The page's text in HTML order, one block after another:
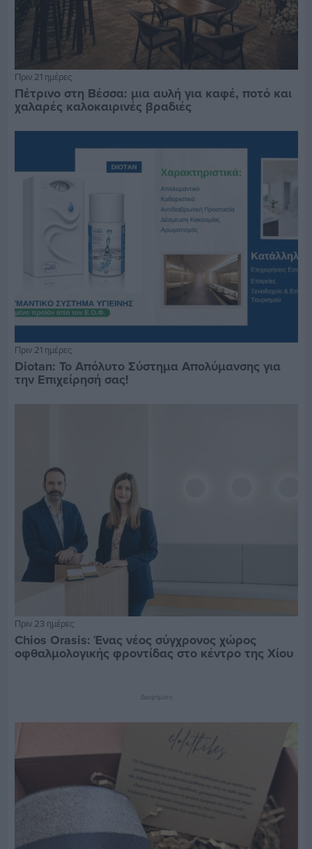
Πριν 21 ημέρες
Πέτρινο στη Βέσσα: μια αυλή για καφέ, ποτό και
χαλαρές καλοκαιρινές βραδιές
Πριν 21 ημέρες
Diotan: Το Απόλυτο Σύστημα Απολύμανσης για
την Επιχείρησή σας!
Πριν 23 ημέρες
Chios Orasis: Ένας νέος σύγχρονος χώρος
οφθαλμολογικής φροντίδας στο κέντρο της Χίου
Διαφήμιση